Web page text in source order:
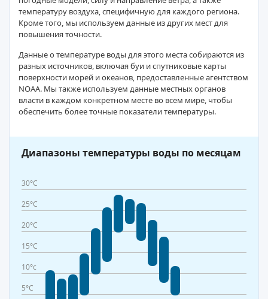
температуру воздуха, специфичную для каждого региона.
Кроме того, мы используем данные из других мест для
повышения точности.
Данные о температуре воды для этого места собираются из
разных источников, включая буи и спутниковые карты
поверхности морей и океанов, предоставленные агентством
NOAA. Мы также используем данные местных органов
власти в каждом конкретном месте во всем мире, чтобы
обеспечить более точные показатели температуры.
Диапазоны температуры воды по месяцам
30°C
25°C
20°C
15°C
10°c
5°C